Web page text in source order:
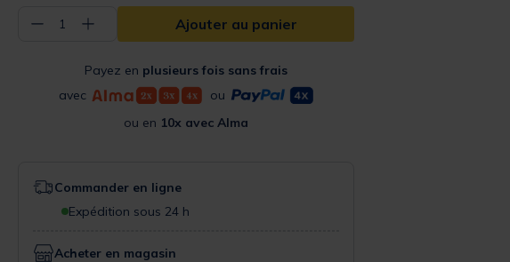
− 1 + Ajouter au panier
Payez en plusieurs fois sans frais
avec
ou
ou en 10x avec Alma
Commander en ligne
Expédition sous 24 h
Acheter en magasin